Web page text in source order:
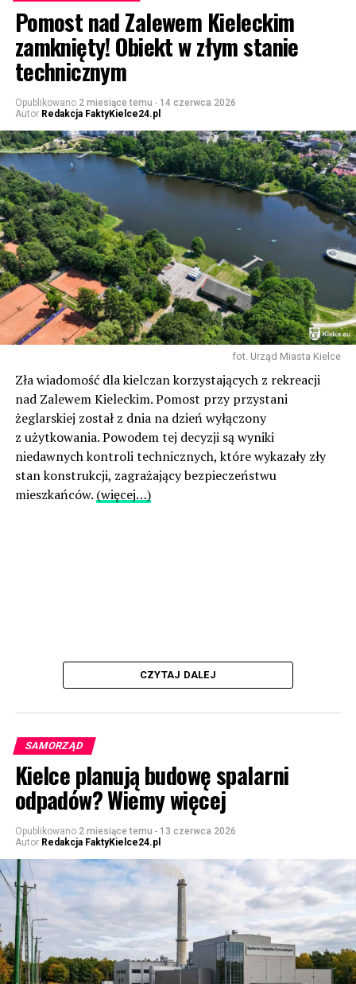
Pomost nad Zalewem Kieleckim
zamknięty! Obiekt w złym stanie
technicznym
Opublikowano 2 miesiące temu - 14 czerwca 2026
Autor Redakcja FaktyKielce24.pl
fot. Urząd Miasta Kielce
Zła wiadomość dla kielczan korzystających z rekreacji
nad Zalewem Kieleckim. Pomost przy przystani
żeglarskiej został z dnia na dzień wyłączony
z użytkowania. Powodem tej decyzji są wyniki
niedawnych kontroli technicznych, które wykazały zły
stan konstrukcji, zagrażający bezpieczeństwu
mieszkańców. (więcej…)
CZYTAJ DALEJ
SAMORZĄD
Kielce planują budowę spalarni
odpadów? Wiemy więcej
Opublikowano 2 miesiące temu - 13 czerwca 2026
Autor Redakcja FaktyKielce24.pl